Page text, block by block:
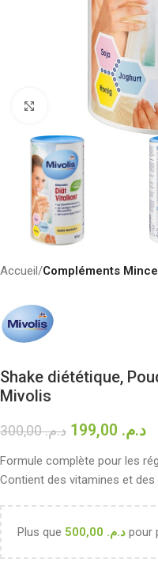
Click to enlarge
Accueil Compléments
Shake diététique,
Mivolis
د.م.300,00 د.م.
Formule complète pour les
Contient des vitamines et
Plus que د.م. pour